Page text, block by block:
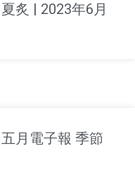
炙 | 2023年6月
月電子報 季節